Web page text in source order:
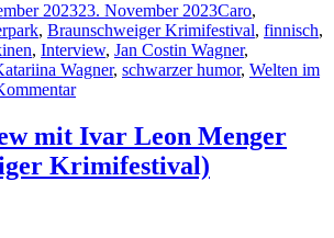
202323. November 2023Caro,
, Braunschweiger Krimifestival, finnisch,
, Interview, Jan Costin Wagner,
Wagner, schwarzer humor, Welten im
zu
Interview
mit
Antti
mit Ivar Leon Menger
Krimifestival)